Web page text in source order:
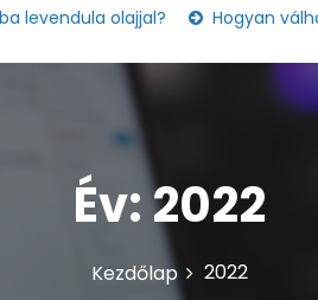
olajjal? Hogyan válhat az
Év:2022
Kezdőlap 2022